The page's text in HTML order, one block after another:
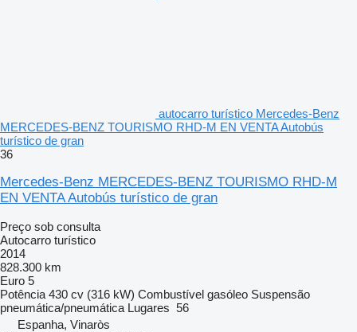
autocarro turístico Mercedes-Benz
MERCEDES-BENZ TOURISMO RHD-M EN VENTA Autobús
turístico de gran
36
Mercedes-Benz MERCEDES-BENZ TOURISMO RHD-M
EN VENTA Autobús turístico de gran
Preço sob consulta
Autocarro turístico
2014
828.300 km
Euro 5
Potência 430 cv (316 kW) Combustível gasóleo Suspensão
pneumática/pneumática Lugares 56
Espanha, Vinaròs